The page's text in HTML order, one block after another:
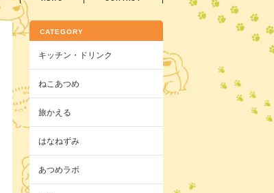
CATEGORY
キッチン・ドリンク
ねこあつめ
旅かえる
はなねずみ
あつめラボ